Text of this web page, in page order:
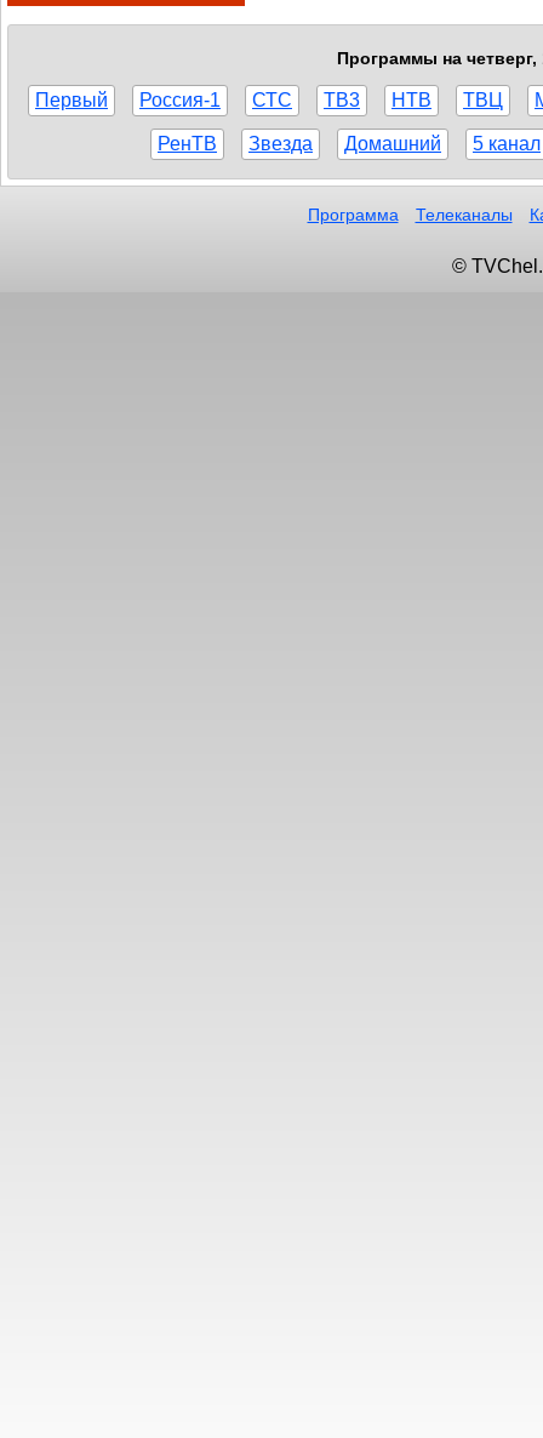
Программы на четверг,
Первый Россия-1 СТС ТВ3 НТВ ТВЦ
РенТВ Звезда Домашний 5 канал
Программа Телеканалы
©